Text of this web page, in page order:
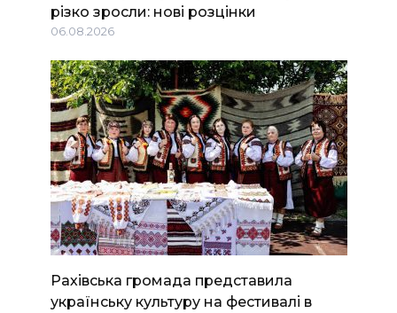
різко зросли: нові розцінки
06.08.2026
Рахівська громада представила
українську культуру на фестивалі в